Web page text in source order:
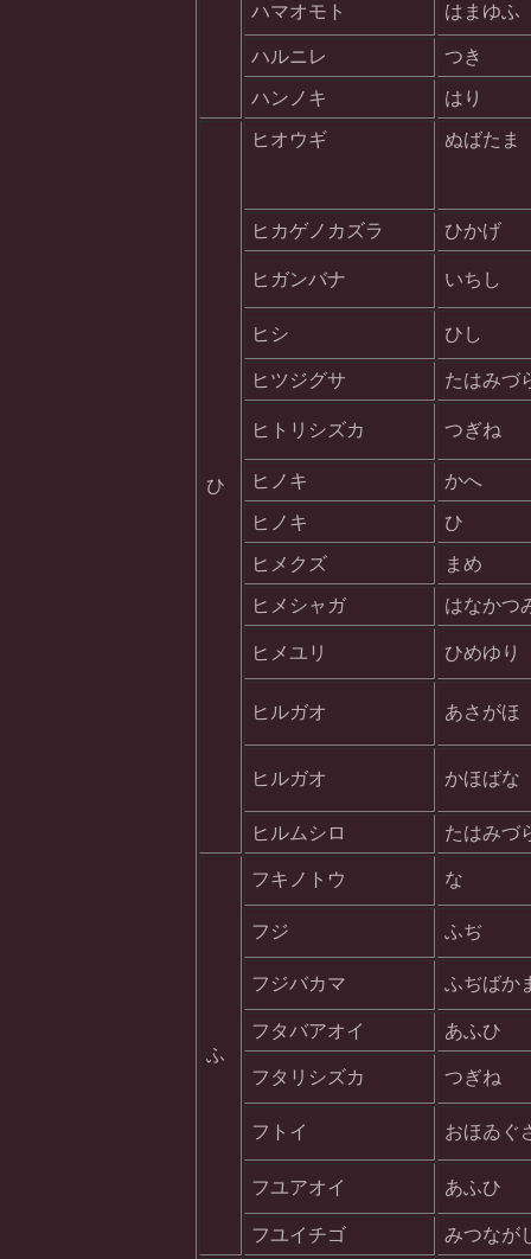
ハマオモト はまゆふ
ハルニレ つき
ハンノキ はり
ひ
ヒオウギ ぬばたま
ヒカゲノカズラ ひかげ
ヒガンバナ いちし
ヒシ ひし
ヒツジグサ たはみづ
ヒトリシズカ つぎね
ヒノキ かへ
ヒノキ ひ
ヒメクズ まめ
ヒメシャガ はなかつ
ヒメユリ ひめゆり
ヒルガオ あさがほ
ヒルガオ かほばな
ヒルムシロ たはみづ
ふ
フキノトウ な
フジ ふぢ
フジバカマ ふぢばか
フタバアオイ あふひ
フタリシズカ つぎね
フトイ おほゐぐ
フユアオイ あふひ
フユイチゴ みつなが